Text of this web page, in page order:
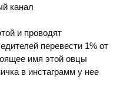
канал
и проводят
перевести 1% от
имя этой овцы
в инстаграмм у нее